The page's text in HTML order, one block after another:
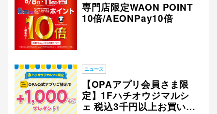
専門店限定WAON POINT
10倍/AEONPay10倍
ニュース
【OPAアプリ会員さま限
定】1Fハチオウジマルシ
ェ 税込3千円以上お買い上